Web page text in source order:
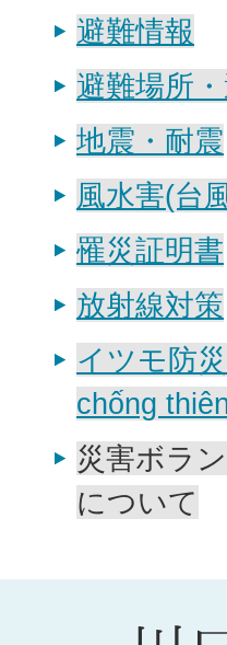
避難情報
避難場所
地震・耐震
風水害(台
罹災証明書
放射線対策
イツモ防
chống
災害ボラ
について